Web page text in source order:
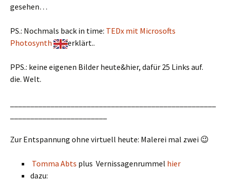
gesehen…
PS.: Nochmals back in time: TEDx mit Microsofts
Photosynth
erklärt..
PPS.: keine eigenen Bilder heute&hier, dafür 25 Links auf.
die. Welt.
Zur Entspannung ohne virtuell heute: Malerei mal zwei 😉
Tomma Abts plus Vernissagenrummel hier
dazu: